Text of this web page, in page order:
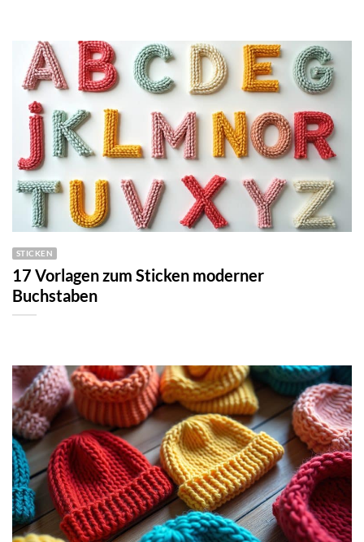
STICKEN
17 Vorlagen zum Sticken moderner
Buchstaben